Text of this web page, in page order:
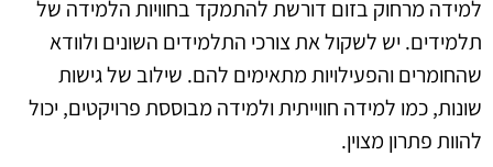
למידה מרחוק בזום דורשת להתמקד בחוויות הלמידה של
תלמידים. יש לשקול את צורכי התלמידים השונים ולוודא
שהחומרים והפעילויות מתאימים להם. שילוב של גישות
שונות, כמו למידה חווייתית ולמידה מבוססת פרויקטים, יכול
להוות פתרון מצוין.